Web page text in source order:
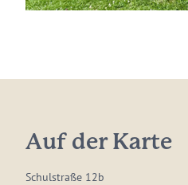
Auf der Karte
Schulstraße 12b